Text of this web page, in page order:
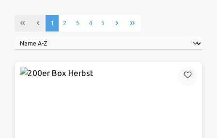
Seite
1 Seite
2 Seite
3 Seite
4 Seite
5